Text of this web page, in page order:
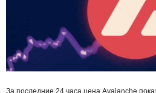
За последние 24 часа цена Avalanche